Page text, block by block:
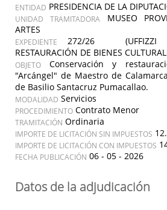
ENTIDAD PRESIDENCIA DE LA
UNIDAD TRAMITADORA
MUSEO
ARTES
EXPEDIENTE
272/26 (UFFIZZI
RESTAURACIÓN DE BIENES
OBJETO
Conservación y
"Arcángel" de Maestro de
de Basilio Santacruz Pumacallao.
MODALIDAD Servicios
PROCEDIMIENTO Contrato Menor
TRAMITACIÓN Ordinaria
IMPORTE DE LICITACIÓN SIN IMPUESTOS
IMPORTE DE LICITACIÓN CON IMPUESTOS
FECHA PUBLICACIÓN 06 - 05 - 2026
Datos de la adjudicación